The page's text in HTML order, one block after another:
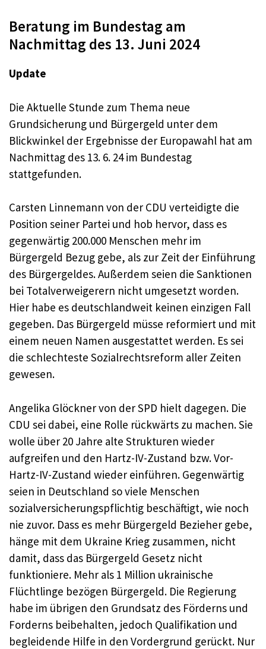
Beratung im Bundestag am
Nachmittag des 13. Juni 2024
Update
Die Aktuelle Stunde zum Thema neue
Grundsicherung und Bürgergeld unter dem
Blickwinkel der Ergebnisse der Europawahl hat am
Nachmittag des 13. 6. 24 im Bundestag
stattgefunden.
Carsten Linnemann von der CDU verteidigte die
Position seiner Partei und hob hervor, dass es
gegenwärtig 200.000 Menschen mehr im
Bürgergeld Bezug gebe, als zur Zeit der Einführung
des Bürgergeldes. Außerdem seien die Sanktionen
bei Totalverweigerern nicht umgesetzt worden.
Hier habe es deutschlandweit keinen einzigen Fall
gegeben. Das Bürgergeld müsse reformiert und mit
einem neuen Namen ausgestattet werden. Es sei
die schlechteste Sozialrechtsreform aller Zeiten
gewesen.
Angelika Glöckner von der SPD hielt dagegen. Die
CDU sei dabei, eine Rolle rückwärts zu machen. Sie
wolle über 20 Jahre alte Strukturen wieder
aufgreifen und den Hartz-IV-Zustand bzw. Vor-
Hartz-IV-Zustand wieder einführen. Gegenwärtig
seien in Deutschland so viele Menschen
sozialversicherungspflichtig beschäftigt, wie noch
nie zuvor. Dass es mehr Bürgergeld Bezieher gebe,
hänge mit dem Ukraine Krieg zusammen, nicht
damit, dass das Bürgergeld Gesetz nicht
funktioniere. Mehr als 1 Million ukrainische
Flüchtlinge bezögen Bürgergeld. Die Regierung
habe im übrigen den Grundsatz des Förderns und
Forderns beibehalten, jedoch Qualifikation und
begleidende Hilfe in den Vordergrund gerückt. Nur